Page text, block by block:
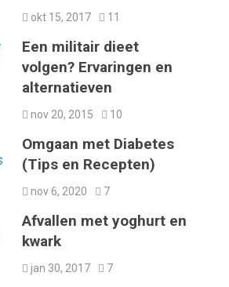
okt 15, 2017 11
Een militair dieet
volgen? Ervaringen en
alternatieven
nov 20, 2015 10
Omgaan met Diabetes
(Tips en Recepten)
nov 6, 2020 7
Afvallen met yoghurt en
kwark
jan 30, 2017 7